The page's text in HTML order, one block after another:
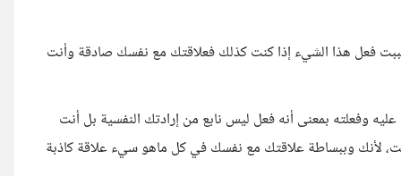
فعل هذا الشيء إذا كنت كذلك فعلاقتك مع نفسك صادقة وأنت
وفعلته بمعنى أنه فعل ليس نابع من إرادتك النفسية بل أنت
لأنك وببساطة علاقتك مع نفسك في كل ماهو سيء علاقة كاذبة